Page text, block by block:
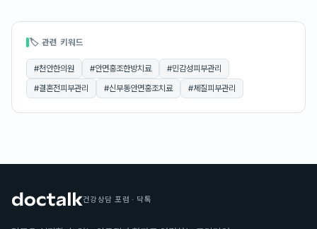
🏷 관련 키워드
#천안한의원 #안면홍조한방치료 #민감성피부관리
#결혼전피부관리 #신부동안면홍조치료 #체질피부관리
건강상담 포럼 · 닥톡